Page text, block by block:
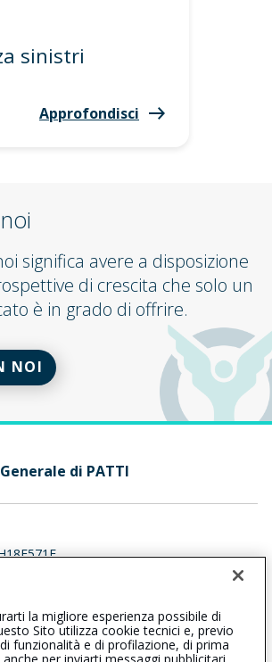
sinistri
Approfondisci
significa avere a disposizione
di crescita che solo un
è in grado di offrire.
NOI
di PATTI
094122671
la migliore esperienza possibile di
Sito utilizza cookie tecnici e, previo
funzionalità e di profilazione, di prima